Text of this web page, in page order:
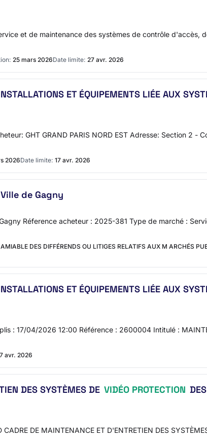
et de maintenance des systèmes de contrôle
25 mars 2026Date limite: 27 avr. 2026
ET ÉQUIPEMENTS LIÉE AUX
GHT GRAND PARIS NORD EST Adresse: Section 2 -
2026Date limite: 17 avr. 2026
de Gagny
Réference acheteur : 2025-381 Type de marché :
DES DIFFÉRENDS OU LITIGES RELATIFS AUX M ARCHÉS
ET ÉQUIPEMENTS LIÉE AUX
: 17/04/2026 12:00 Référence : 2600004 Intitulé :
avr. 2026
DES SYSTÈMES DE VIDÉO PROTECTION
DE MAINTENANCE ET D'ENTRETIEN DES